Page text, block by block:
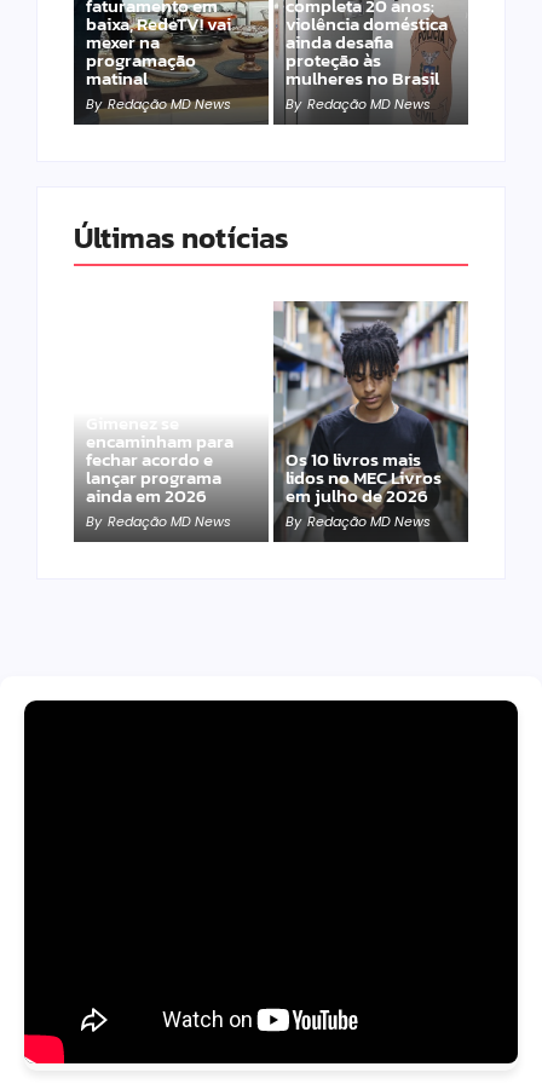
baixa, RedeTV! vai
mexer na
programação
matinal
By Redação MD News
violência doméstica
ainda desafia
proteção às
mulheres no Brasil
By Redação MD News
Últimas notícias
Gimenez se
encaminham para
fechar acordo e
lançar programa
ainda em 2026
By Redação MD News
Os 10 livros mais
lidos no MEC Livros
em julho de 2026
By Redação MD News